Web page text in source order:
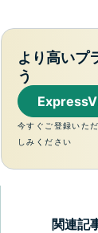
スクリプション
ール群を利用でき
を向上させます。
製品を見る
より高いプ
う
今すぐご登録いた
しみください
関連記